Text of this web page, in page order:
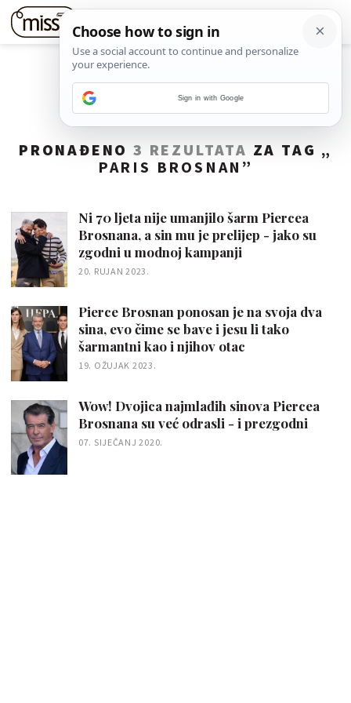
PRONAĐENO 3 REZULTATA ZA TAG „
PARIS BROSNAN ”
Ni 70 ljeta nije umanjilo šarm Piercea
Brosnana, a sin mu je prelijep - jako su
zgodni u modnoj kampanji
20. RUJAN 2023.
Pierce Brosnan ponosan je na svoja dva
sina, evo čime se bave i jesu li tako
šarmantni kao i njihov otac
19. OŽUJAK 2023.
Wow! Dvojica najmlađih sinova Piercea
Brosnana su već odrasli - i prezgodni
07. SIJEČANJ 2020.
Sign in with Google